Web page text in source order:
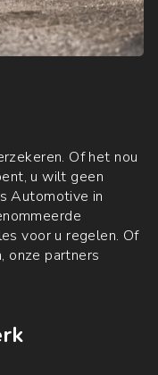
Of het nou
u wilt geen
Automotive in
voor u regelen. Of
onze partners